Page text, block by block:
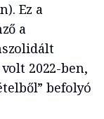
Ez a
a
volt 2022-ben,
befolyó